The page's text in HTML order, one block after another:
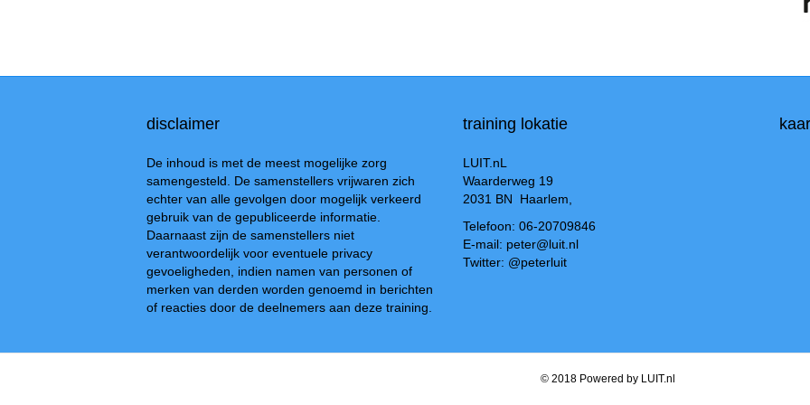
disclaimer
De inhoud is met de meest mogelijke zorg
samengesteld. De samenstellers vrijwaren zich
echter van alle gevolgen door mogelijk verkeerd
gebruik van de gepubliceerde informatie.
Daarnaast zijn de samenstellers niet
verantwoordelijk voor eventuele privacy
gevoeligheden, indien namen van personen of
merken van derden worden genoemd in berichten
of reacties door de deelnemers aan deze training.
training lokatie
LUIT.nL
Waarderweg 19
2031 BN Haarlem,
Telefoon: 06-20709846
E-mail: peter@luit.nl
Twitter: @peterluit
© 2018 Powered by LUIT.nl